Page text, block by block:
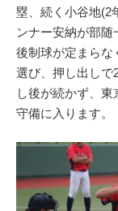
塁、続く小谷地(2
ンナー安納が部
後制球が定まらな
選び、押し出しで
し後が続かず、
守備に入ります。